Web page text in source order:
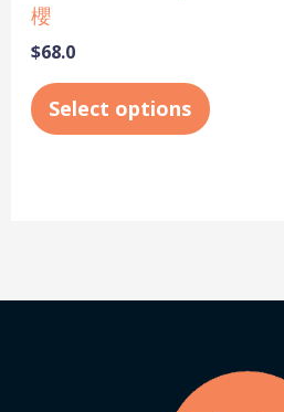
櫻
$68.0
Select options
page